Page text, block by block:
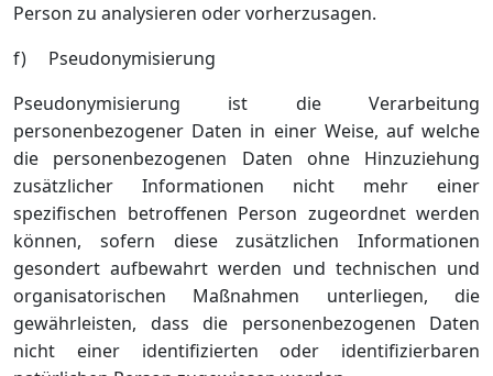
Person zu analysieren oder vorherzusagen.
f) Pseudonymisierung
Pseudonymisierung ist die Verarbeitung
personenbezogener Daten in einer Weise, auf welche
die personenbezogenen Daten ohne Hinzuziehung
zusätzlicher Informationen nicht mehr einer
spezifischen betroffenen Person zugeordnet werden
können, sofern diese zusätzlichen Informationen
gesondert aufbewahrt werden und technischen und
organisatorischen Maßnahmen unterliegen, die
gewährleisten, dass die personenbezogenen Daten
nicht einer identifizierten oder identifizierbaren